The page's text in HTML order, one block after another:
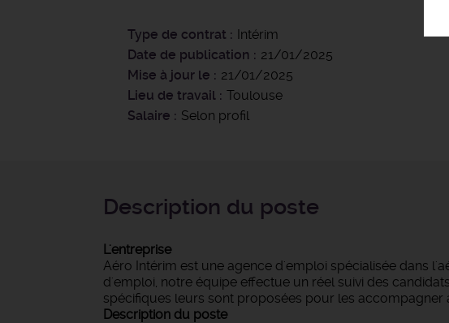
Type de contrat
Intérim
Date de publication
21/01/2025
Mise à jour le
21/01/2025
Lieu de travail
Toulouse
Salaire
Selon profil
Description du poste
L'entreprise
Aéro Intérim est une agence d'emploi spécialisée dans
d'emploi, notre équipe effectue un réel suivi des
spécifiques leurs sont proposées pour les accompagner
Description du poste